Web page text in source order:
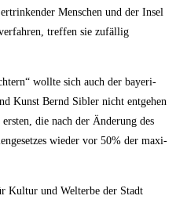
Men­schen und der Insel
tref­fen sie zufäl­lig
woll­te sich auch der baye­ri­
Kunst Bernd Sibler nicht ent­ge­hen
die nach der Ände­rung des
wie­der vor 50% der maxi­
Kul­tur und Welt­erbe der Stadt